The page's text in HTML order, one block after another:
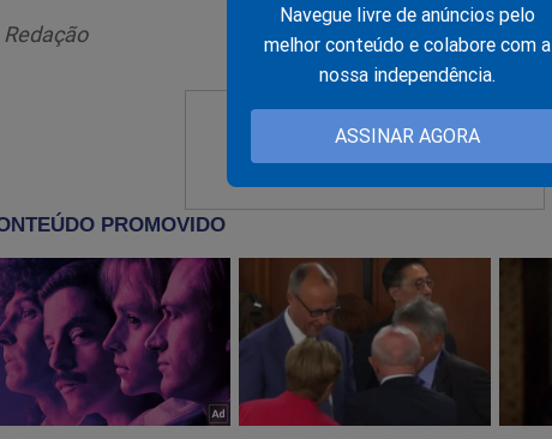
Navegue livre de anúncios pelo
melhor conteúdo e colabore com a
nossa independência.
ASSINAR AGORA
Redação